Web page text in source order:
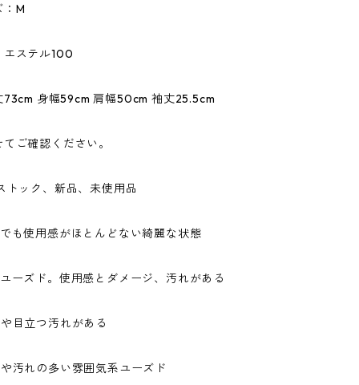
M
ステル100
身幅59cm 肩幅50cm 袖丈25.5cm
ご確認ください。
トック、新品、未使用品
も使用感がほとんどない綺麗な状態
ーズド。使用感とダメージ、汚れがある
目立つ汚れがある
汚れの多い雰囲気系ユーズド